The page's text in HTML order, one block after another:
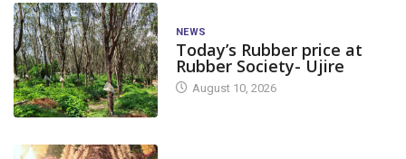
NEWS
Today’s Rubber price at
Rubber Society- Ujire
August 10, 2026